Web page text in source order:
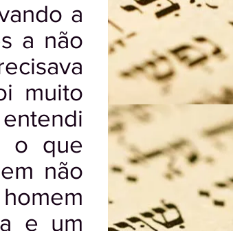
a
a não
muito
o que
não
e um